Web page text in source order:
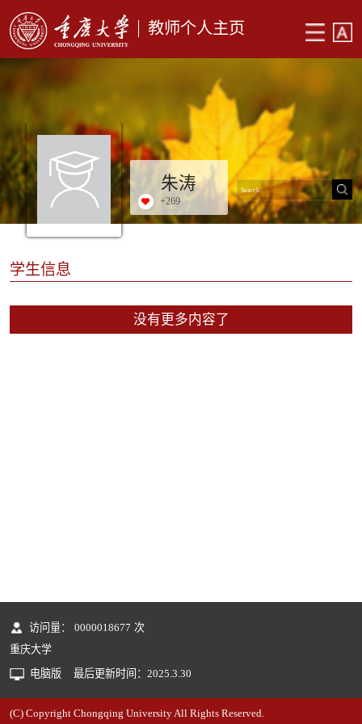
教师个人主页
朱涛
+269
学生信息
没有更多内容了
访问量： 0000018677 次
重庆大学
电脑版
最后更新时间： 2025 3 30
(C) Copyright Chongqing University All Rights Reserved.